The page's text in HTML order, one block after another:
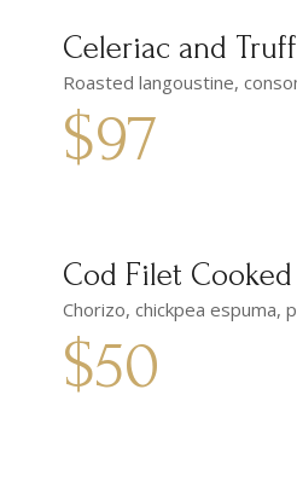
Celeriac and
Roasted langoustine,
$97
Cod Filet
Chorizo, chickpea espuma,
$50